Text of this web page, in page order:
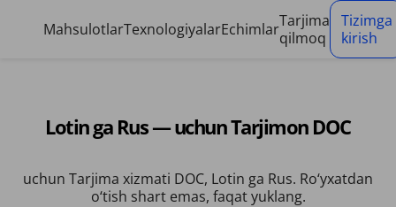
MahsulotlarTexnologiyalarEchimlarTarjima
qilmoq
Tizimga
kirish
Lotin ga Rus — uchun Tarjimon DOC
uchun Tarjima xizmati DOC, Lotin ga Rus. Ro‘yxatdan
o‘tish shart emas, faqat yuklang.